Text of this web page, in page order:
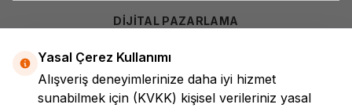
DİJİTAL PAZARLAMA
Yasal Çerez Kullanımı
Alışveriş deneyimlerinize daha iyi hizmet
sunabilmek için (KVKK) kişisel verileriniz yasal